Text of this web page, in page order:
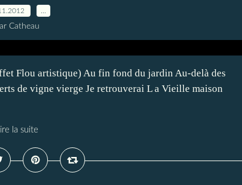
Catheau
Flou artistique) Au fin fond du jardin Au-delà des
de vigne vierge Je retrouverai L a Vieille maison
la suite